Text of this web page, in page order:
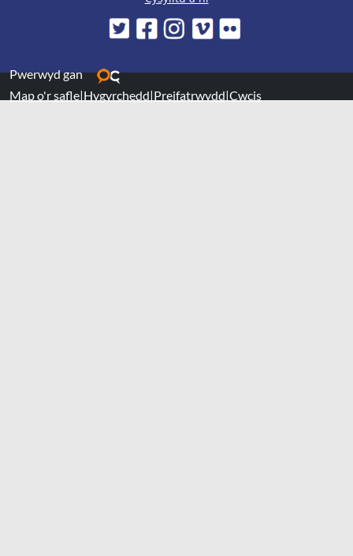
Pwerwyd gan
Map o'r safle|Hygyrchedd|Preifatrwydd|Cwcis